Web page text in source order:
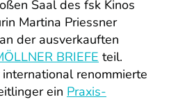
Saal des fsk Kinos
Martina Priessner
der ausverkauften
BRIEFE teil.
renommierte
ein Praxis-